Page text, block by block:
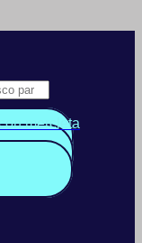
mercleta